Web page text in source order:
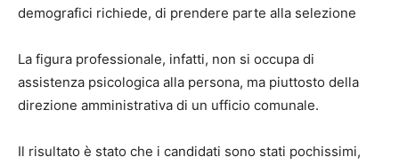
demografici richiede, di prendere parte alla selezione
La figura professionale, infatti, non si occupa di
assistenza psicologica alla persona, ma piuttosto della
direzione amministrativa di un ufficio comunale.
Il risultato è stato che i candidati sono stati pochissimi,